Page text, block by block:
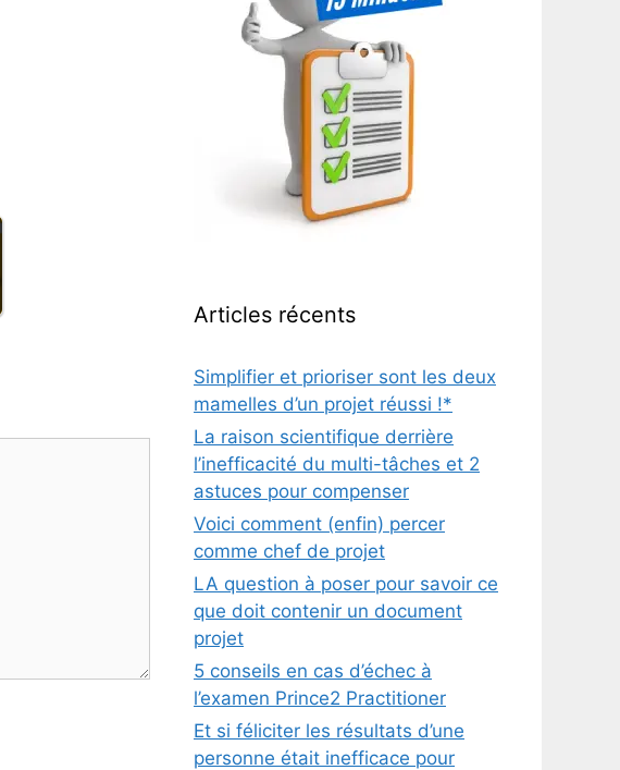
Articles récents
Simplifier et prioriser sont les deux
mamelles d’un projet réussi !*
La raison scientifique derrière
l’inefficacité du multi-tâches et 2
astuces pour compenser
Voici comment (enfin) percer
comme chef de projet
LA question à poser pour savoir ce
que doit contenir un document
projet
5 conseils en cas d’échec à
l’examen Prince2 Practitioner
Et si féliciter les résultats d’une
personne était inefficace pour